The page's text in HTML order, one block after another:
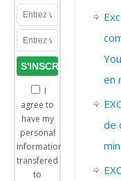
I
agree to
have my
personal
information
transfered
to
en
de
min.